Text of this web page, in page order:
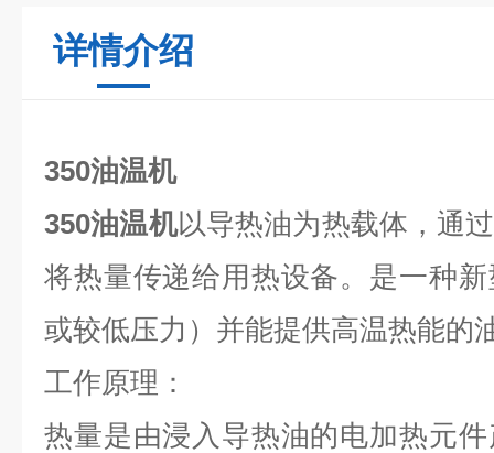
详情介绍
350油温机
350油温机以导热油为热载体，通
将热量传递给用热设备。是一种
或较低压力）并能提供高温热能的
工作原理：
热量是由浸入导热油的电加热元